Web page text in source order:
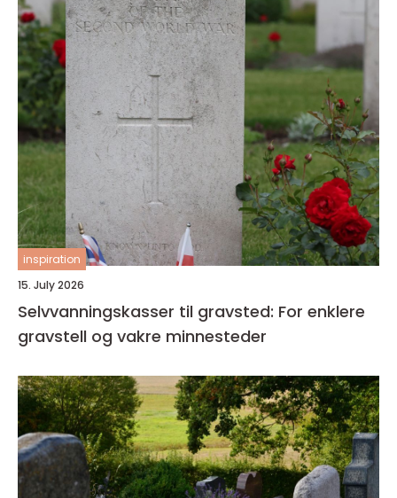
inspiration
15. July 2026
Selvvanningskasser til gravsted: For enklere
gravstell og vakre minnesteder